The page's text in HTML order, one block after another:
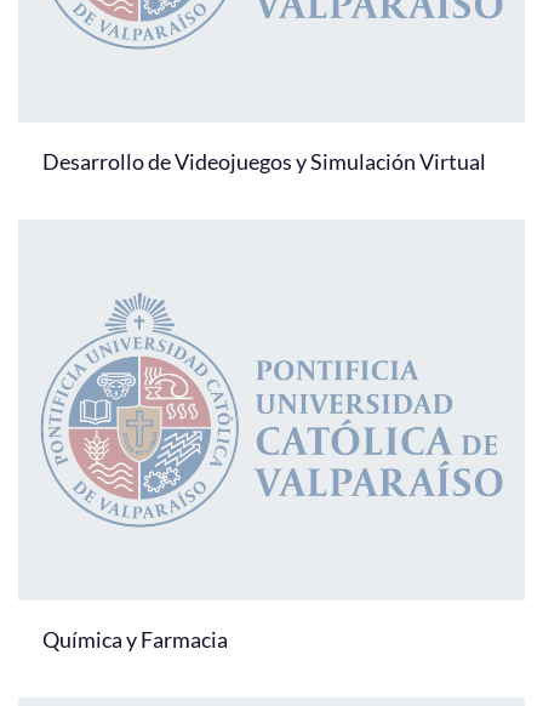
Desarrollo de Videojuegos y Simulación Virtual
Química y Farmacia